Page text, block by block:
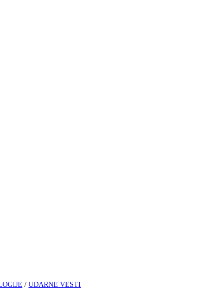
/ UDARNE VESTI